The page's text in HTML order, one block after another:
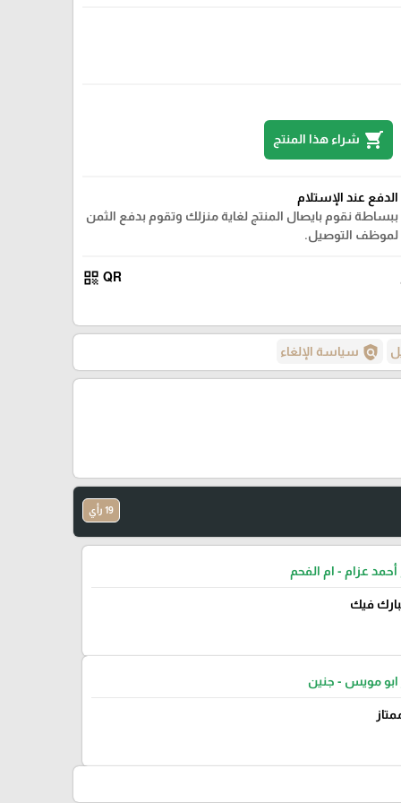
shopping_cart شراء هذا المنتج
الدفع عند الإستلام
ببساطة نقوم بايصال المنتج لغاية منزلك وتقوم بدفع الثمن
لموظف التوصيل.
QR
qr_code
policy سياسة الإلغاء
19 رأي
عزام - ام الفحم
فيك
ابو مويس - جنين